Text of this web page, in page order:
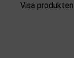
Visa produkten